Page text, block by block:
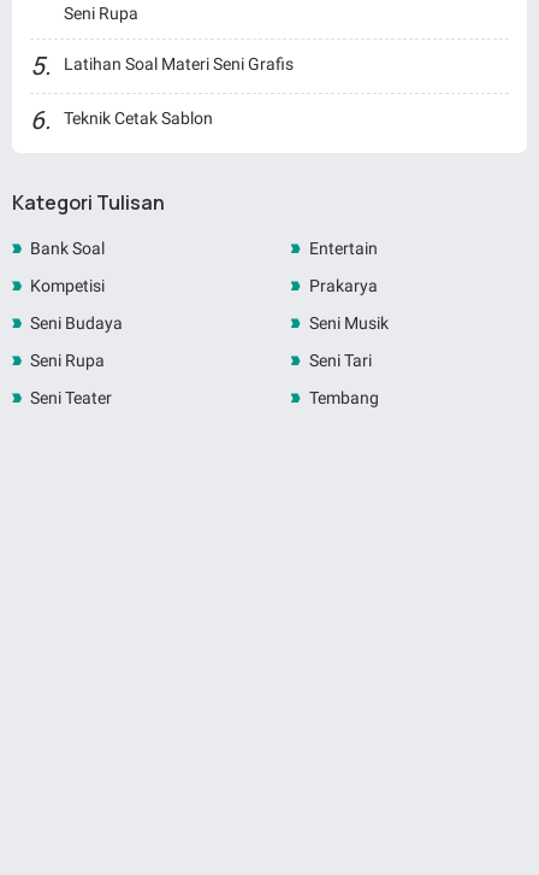
Seni Rupa
Latihan Soal Materi Seni Grafis
Teknik Cetak Sablon
Kategori Tulisan
Bank Soal
Entertain
Kompetisi
Prakarya
Seni Budaya
Seni Musik
Seni Rupa
Seni Tari
Seni Teater
Tembang